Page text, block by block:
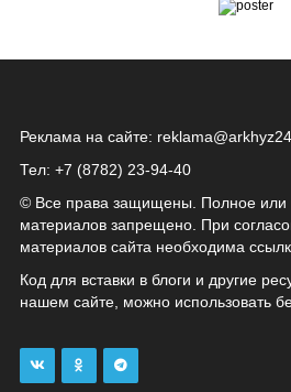
Реклама на сайте:
Тел: +7 (8782) 23‑94‑40
© Все права защищены. Полное или
материалов запрещено. При
материалов сайта необходима
Код для вставки в блоги и другие
нашем сайте, можно использовать